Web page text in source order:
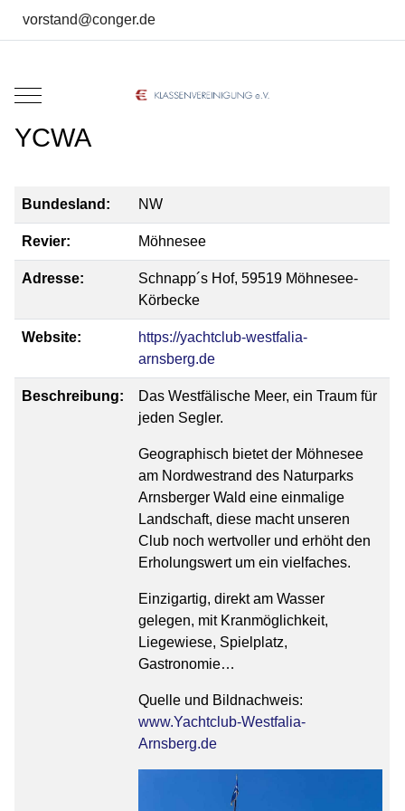
vorstand@conger.de
Mobile Menu Toggle
YCWA
Bundesland: NW
Revier: Möhnesee
Adresse:
Schnapp´s Hof, 59519 Möhnesee-
Körbecke
Website:
https://yachtclub-westfalia-
arnsberg.de
Beschreibung:
Das Westfälische Meer, ein Traum für
jeden Segler.
Geographisch bietet der Möhnesee
am Nordwestrand des Naturparks
Arnsberger Wald eine einmalige
Landschaft, diese macht unseren
Club noch wertvoller und erhöht den
Erholungswert um ein vielfaches.
Einzigartig, direkt am Wasser
gelegen, mit Kranmöglichkeit,
Liegewiese, Spielplatz,
Gastronomie…
Quelle und Bildnachweis:
www.Yachtclub-Westfalia-
Arnsberg.de